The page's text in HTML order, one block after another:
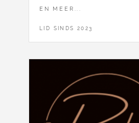
EN MEER...
LID SINDS 2023